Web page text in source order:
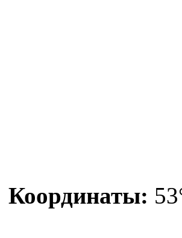
Координаты: